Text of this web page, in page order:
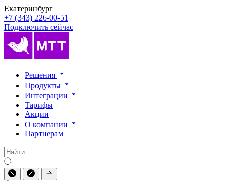
Екатеринбург
+7 (343) 226-00-51
Подключить сейчас
Решения
Продукты
Интеграции
Тарифы
Акции
О компании
Партнерам